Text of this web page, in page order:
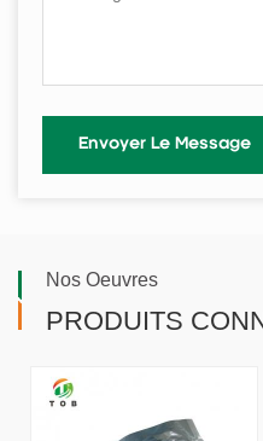
Nos Oeuvres
PRODUITS